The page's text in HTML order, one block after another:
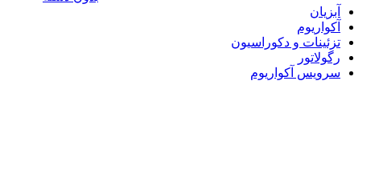
آبزیان
آکواریوم
تزئینات و دکوراسیون
رگولاتور
سرویس آکواریوم